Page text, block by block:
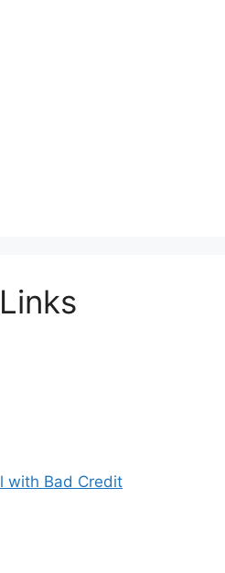
with Bad Credit